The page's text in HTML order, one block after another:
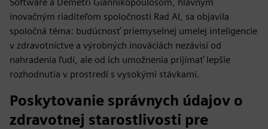
inovačným riaditeľom spoločnosti Rad AI, sa objavila
spoločná téma: budúcnosť priemyselnej umelej inteligencie
v zdravotníctve a výrobných inováciách nezávisí od
nahradenia ľudí, ale od ich umožnenia prijímať lepšie
rozhodnutia v prostredí s vysokými stávkami.
Poskytovanie správnych údajov o
zdravotnej starostlivosti pre